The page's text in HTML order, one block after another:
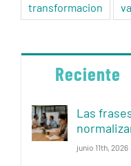
transformacion
Reciente
Las
junio 11th, 2026